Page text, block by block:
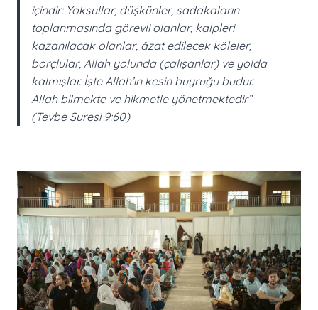
içindir: Yoksullar, düşkünler, sadakaların
toplanmasında görevli olanlar, kalpleri
kazanılacak olanlar, âzat edilecek köleler,
borçlular, Allah yolunda (çalışanlar) ve yolda
kalmışlar. İşte Allah’ın kesin buyruğu budur.
Allah bilmekte ve hikmetle yönetmektedir”
(Tevbe Suresi 9:60)